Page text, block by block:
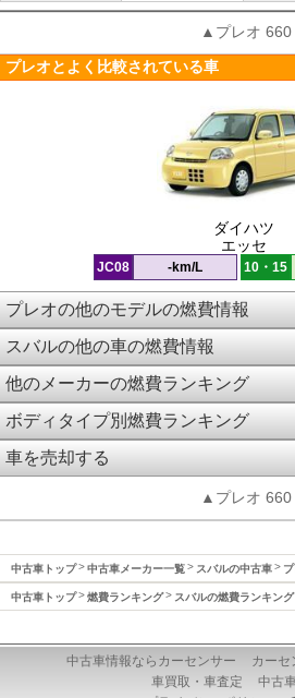
▲プレオ 660
プレオとよく比較されている車
ダイハツ
エッセ
JC08 -km/L 10・15
プレオの他のモデルの燃費情報
スバルの他の車の燃費情報
他のメーカーの燃費ランキング
ボディタイプ別燃費ランキング
車を売却する
▲プレオ 660
中古車トップ 中古車メーカー一覧 スバルの中古車
中古車トップ 燃費ランキング スバルの燃費ランキング
中古車情報ならカーセンサー
カーセ
車買取・車査定
中古